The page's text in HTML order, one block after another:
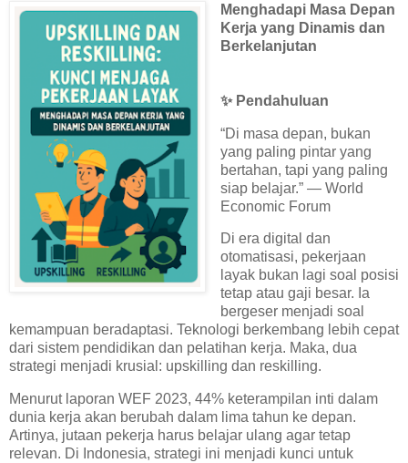
Menghadapi Masa Depan
Kerja yang Dinamis dan
Berkelanjutan
✨ Pendahuluan
“Di masa depan, bukan
yang paling pintar yang
bertahan, tapi yang paling
siap belajar.” — World
Economic Forum
Di era digital dan
otomatisasi, pekerjaan
layak bukan lagi soal posisi
tetap atau gaji besar. Ia
bergeser menjadi soal
kemampuan beradaptasi. Teknologi berkembang lebih cepat
dari sistem pendidikan dan pelatihan kerja. Maka, dua
strategi menjadi krusial: upskilling dan reskilling.
Menurut laporan WEF 2023, 44% keterampilan inti dalam
dunia kerja akan berubah dalam lima tahun ke depan.
Artinya, jutaan pekerja harus belajar ulang agar tetap
relevan. Di Indonesia, strategi ini menjadi kunci untuk